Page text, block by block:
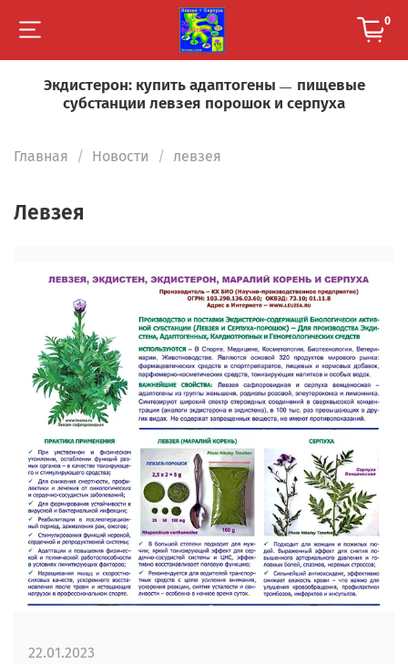
0
Экдистерон: купить адаптогены — пищевые
субстанции левзея порошок и серпуха
Главная Новости левзея
левзея
22.01.2023